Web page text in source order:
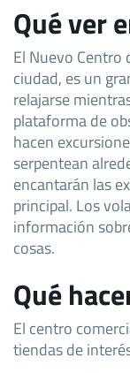
Qué ver
El Nuevo Centro
ciudad, es un
relajarse
plataforma de
hacen
serpentean
encantarán las
principal. Los
información
cosas.
Qué
El centro
tiendas de